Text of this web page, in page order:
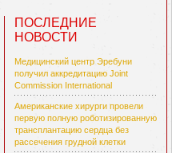
ПОСЛЕДНИЕ
НОВОСТИ
Медицинский центр Эребуни
получил аккредитацию Joint
Commission International
Американские хирурги провели
первую полную роботизированную
трансплантацию сердца без
рассечения грудной клетки